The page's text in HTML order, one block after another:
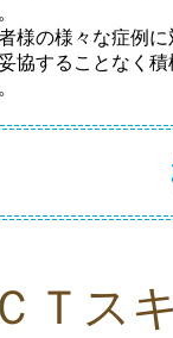
様の様々な症例
協することなく
Ｔス